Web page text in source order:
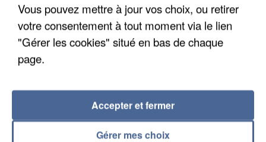
L’UN DES FONDATEURS SUPPOSÉS DE LA DZ
MAFIA INTERPELLÉ EN ALGÉRIE
Vous pouvez mettre à jour vos choix, ou retirer
votre consentement à tout moment via le lien
"Gérer les cookies" situé en bas de chaque
page.
Gérer mes choix
Accepter et fermer